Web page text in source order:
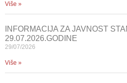
Više »
INFORMACIJA ZA JAVNOST
29.07.2026.GODINE
29/07/2026
Više »